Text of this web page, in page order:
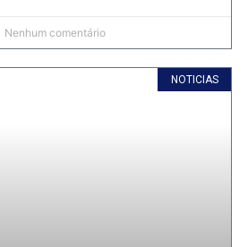
Nenhum comentário
NOTICIAS